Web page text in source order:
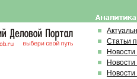
Статьи